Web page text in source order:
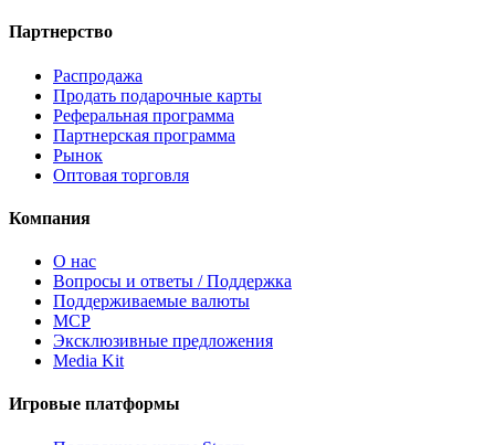
Партнерство
Распродажа
Продать подарочные карты
Реферальная программа
Партнерская программа
Рынок
Оптовая торговля
Компания
О нас
Вопросы и ответы / Поддержка
Поддерживаемые валюты
MCP
Эксклюзивные предложения
Media Kit
Игровые платформы